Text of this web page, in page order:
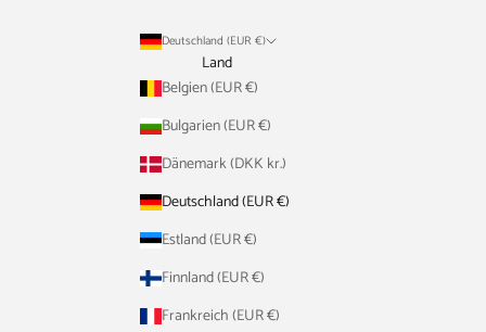
Deutschland (EUR €)
Land
Belgien (EUR €)
Bulgarien (EUR €)
Dänemark (DKK kr.)
Deutschland (EUR €)
Estland (EUR €)
Finnland (EUR €)
Frankreich (EUR €)